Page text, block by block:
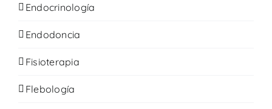
Endocrinología
Endodoncia
Fisioterapia
Flebología